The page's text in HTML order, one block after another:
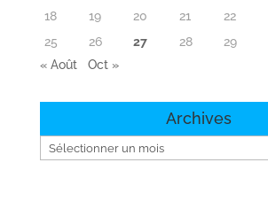
18
19 20 21 22
25
26 27 28 29
« Août
Oct »
Archives
Archives